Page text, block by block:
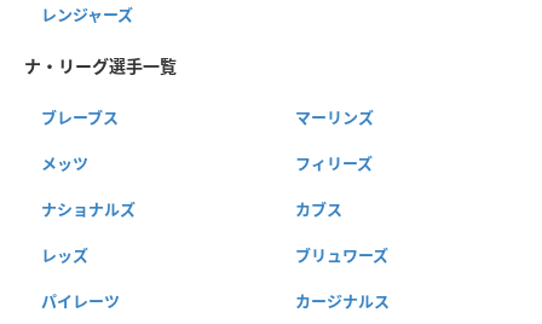
レンジャーズ
ナ・リーグ選手一覧
ブレーブス マーリンズ
メッツ フィリーズ
ナショナルズ カブス
レッズ ブリュワーズ
パイレーツ カージナルス